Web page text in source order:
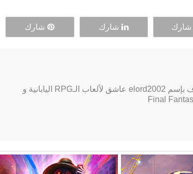
شارك شارك شارك
لاعب PC محترف, معروف بإسم elord2002 عاشق لألعاب الـRPG اليابانية و